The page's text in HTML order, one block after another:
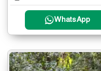
WhatsApp